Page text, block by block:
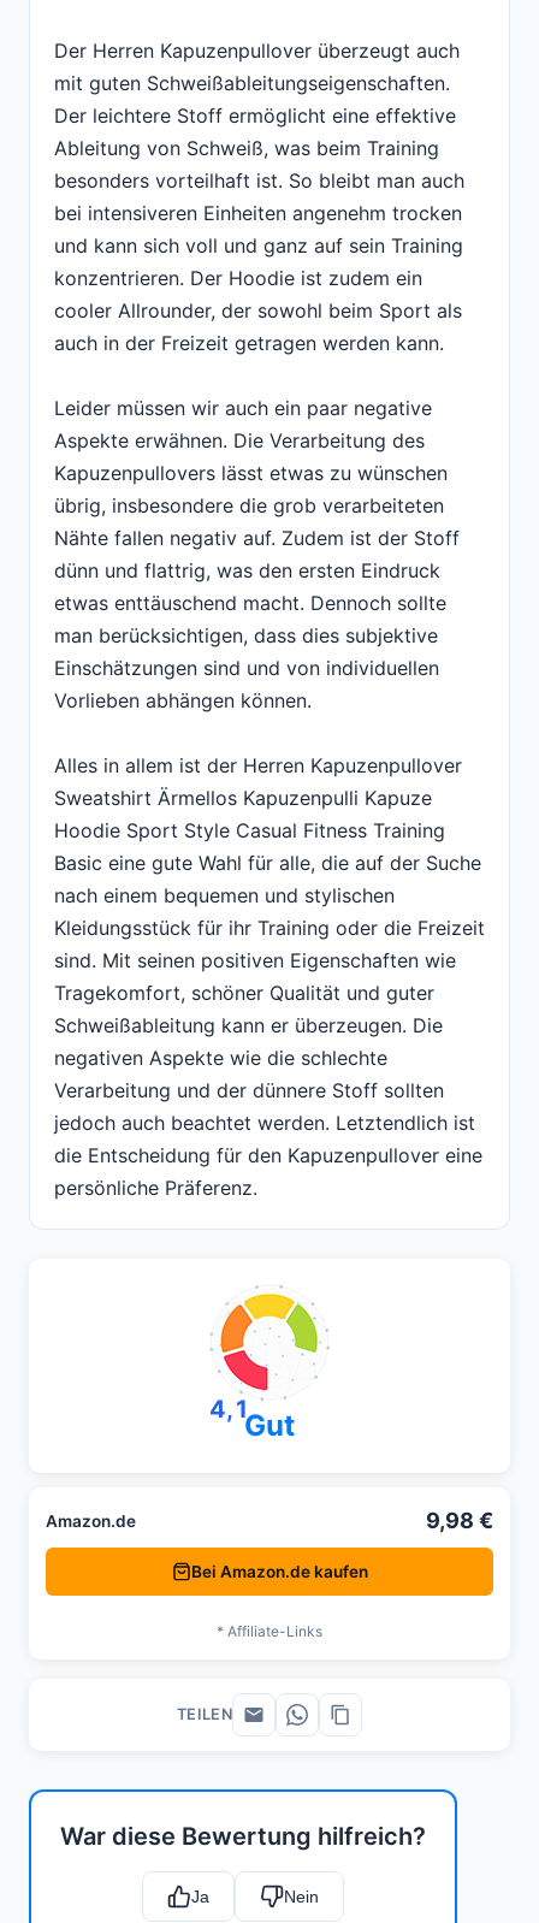
Der Herren Kapuzenpullover überzeugt auch
mit guten Schweißableitungseigenschaften.
Der leichtere Stoff ermöglicht eine effektive
Ableitung von Schweiß, was beim Training
besonders vorteilhaft ist. So bleibt man auch
bei intensiveren Einheiten angenehm trocken
und kann sich voll und ganz auf sein Training
konzentrieren. Der Hoodie ist zudem ein
cooler Allrounder, der sowohl beim Sport als
auch in der Freizeit getragen werden kann.
Leider müssen wir auch ein paar negative
Aspekte erwähnen. Die Verarbeitung des
Kapuzenpullovers lässt etwas zu wünschen
übrig, insbesondere die grob verarbeiteten
Nähte fallen negativ auf. Zudem ist der Stoff
dünn und flattrig, was den ersten Eindruck
etwas enttäuschend macht. Dennoch sollte
man berücksichtigen, dass dies subjektive
Einschätzungen sind und von individuellen
Vorlieben abhängen können.
Alles in allem ist der Herren Kapuzenpullover
Sweatshirt Ärmellos Kapuzenpulli Kapuze
Hoodie Sport Style Casual Fitness Training
Basic eine gute Wahl für alle, die auf der Suche
nach einem bequemen und stylischen
Kleidungsstück für ihr Training oder die Freizeit
sind. Mit seinen positiven Eigenschaften wie
Tragekomfort, schöner Qualität und guter
Schweißableitung kann er überzeugen. Die
negativen Aspekte wie die schlechte
Verarbeitung und der dünnere Stoff sollten
jedoch auch beachtet werden. Letztendlich ist
die Entscheidung für den Kapuzenpullover eine
persönliche Präferenz.
War diese Bewertung hilfreich?
Ja Nein
4,1Gut
Amazon.de 9,98 €
Bei Amazon.de kaufen
* Affiliate-Links
TEILEN